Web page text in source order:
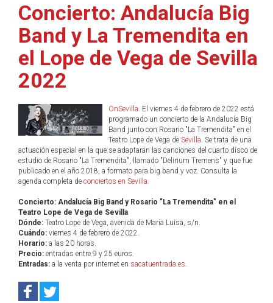
Concierto: Andalucía Big
Band y La Tremendita en
el Lope de Vega de Sevilla
2022
OnSevilla. El viernes 4 de febrero de 2022 está
programado un concierto de la Andalucía Big
Band junto con Rosario "La Tremendita" en el
Teatro Lope de Vega de Sevilla. Se trata de una
actuación especial en la que se adaptarán las canciones del cuarto disco de
estudio de Rosario "La Tremendita", llamado "Delirium Tremens" y que fue
publicado en el año 2018, a formato para big band y voz. Consulta la
agenda completa de conciertos en Sevilla.
Concierto: Andalucía Big Band y Rosario "La Tremendita" en el
Teatro Lope de Vega de Sevilla
Dónde: Teatro Lope de Vega, avenida de María Luisa, s/n.
Cuándo: viernes 4 de febrero de 2022.
Horario: a las 20 horas.
Precio: entradas entre 9 y 25 euros.
Entradas: a la venta por internet en sacatuentrada.es.